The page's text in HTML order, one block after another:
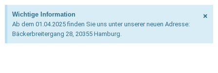
Wichtige Information
Ab dem 01.04.2025 finden Sie uns unter unserer neuen Adresse:
Bäckerbreitergang 28, 20355 Hamburg.
×